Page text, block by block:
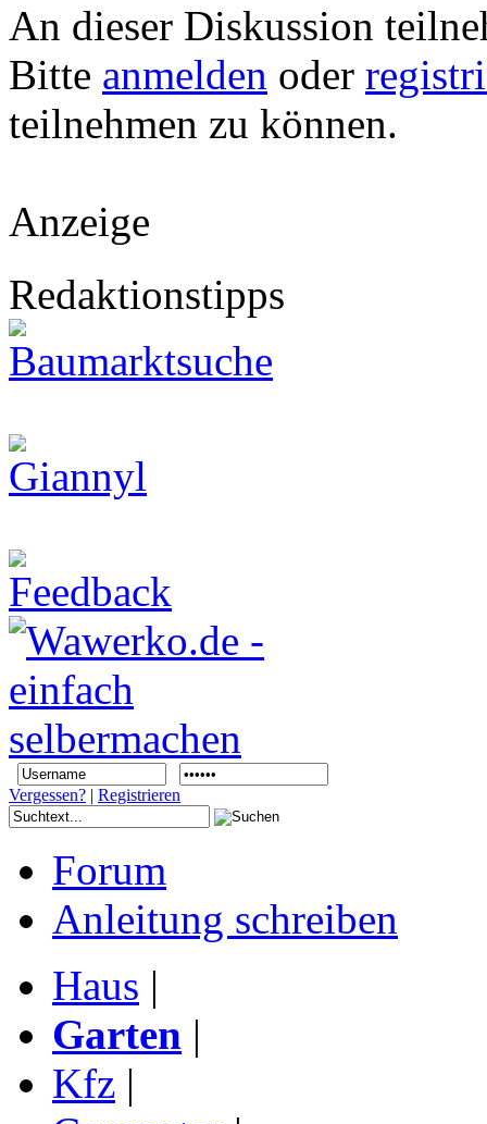
An dieser Diskussion
Bitte anmelden oder
teilnehmen zu können.
Anzeige
Redaktionstipps
Vergessen? | Registrieren
Forum
Anleitung schreiben
Haus |
Garten |
Kfz |